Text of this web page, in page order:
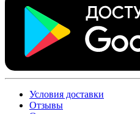
Условия доставки
Отзывы